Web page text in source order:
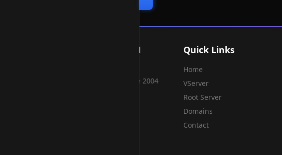
Smart Weblications GmbH
Professional hosting services since 2004
Quick Links
Home
VServer
Root Server
Domains
Contact